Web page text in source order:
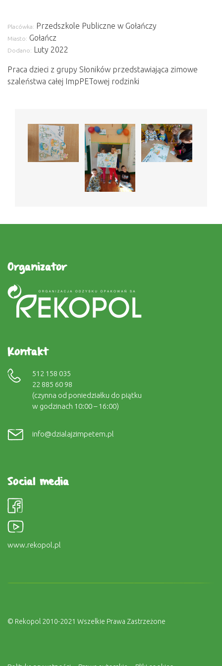
Placówka: Przedszkole Publiczne w Gołańczy
Miasto: Gołańcz
Dodano: Luty 2022
Praca dzieci z grupy Słoników przedstawiająca zimowe
szaleństwa całej ImpPETowej rodzinki
Organizator
Kontakt
512 158 035
22 885 60 98
(czynna od poniedziałku do piątku
w godzinach 10:00 – 16:00)
info@dzialajzimpetem.pl
Social media
www.rekopol.pl
© Rekopol 2010-2021 Wszelkie Prawa Zastrzeżone